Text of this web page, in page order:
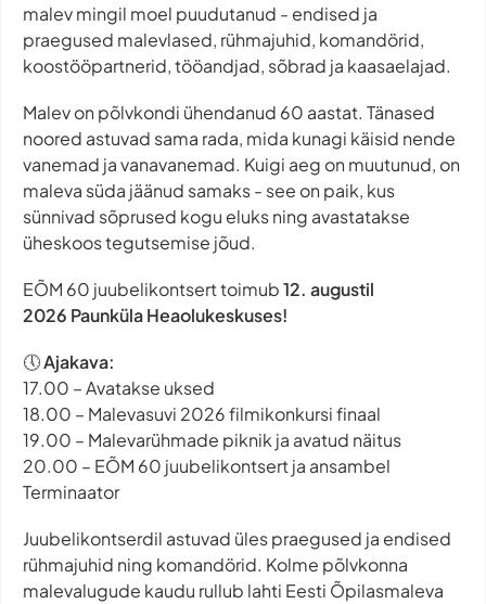
malev mingil moel puudutanud - endised ja
praegused malevlased, rühmajuhid, komandörid,
koostööpartnerid, tööandjad, sõbrad ja kaasaelajad.
Malev on põlvkondi ühendanud 60 aastat. Tänased
noored astuvad sama rada, mida kunagi käisid nende
vanemad ja vanavanemad. Kuigi aeg on muutunud, on
maleva süda jäänud samaks - see on paik, kus
sünnivad sõprused kogu eluks ning avastatakse
üheskoos tegutsemise jõud.
EÕM 60 juubelikontsert toimub12. augustil
2026 Paunküla Heaolukeskuses!
🕔Ajakava:
17.00 – Avatakse uksed
18.00 – Malevasuvi 2026 filmikonkursi finaal
19.00 – Malevarühmade piknik ja avatud näitus
20.00 – EÕM 60 juubelikontsert ja ansambel
Terminaator
Juubelikontserdil astuvad üles praegused ja endised
rühmajuhid ning komandörid. Kolme põlvkonna
malevalugude kaudu rullub lahti Eesti Õpilasmaleva